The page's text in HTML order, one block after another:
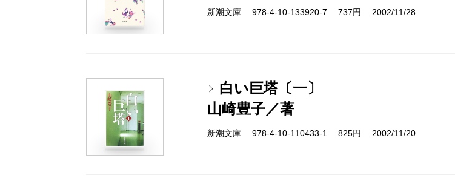
新潮文庫 978-4-10-133920-7 737円 2002/11/28
白い巨塔〔一〕
山崎豊子／著
新潮文庫 978-4-10-110433-1 825円 2002/11/20